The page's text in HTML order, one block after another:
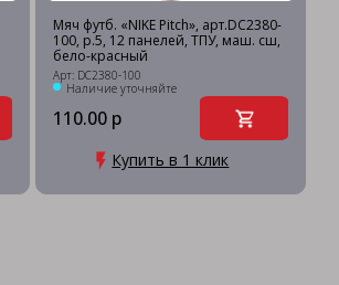
Мяч футб. «NIKE Pitch», арт.DC2380-
100, р.5, 12 панелей, ТПУ, маш. сш,
бело-красный
Арт: DC2380-100
Наличие уточняйте
110.00 р
Купить в 1 клик